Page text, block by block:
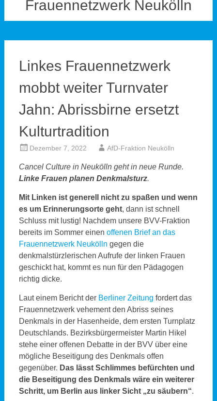
Frauennetzwerk Neukölln
Linkes Frauennetzwerk
mobbt weiter Turnvater
Jahn: Abrissbirne ersetzt
Kulturtradition
Dezember 7, 2022 AfD-Fraktion Neukölln
Cancel Culture in Neukölln geht in neue Runde.
Linke Frauen planen Denkmalsturz.
Mit Linken ist generell nicht zu spaßen und wenn
es um Erinnerungsorte geht, dann ist schnell
Schluss mit lustig! Nachdem unsere BVV-Fraktion
bereits im Sommer einen offenen Brief an das
Frauennetzwerk Neukölln gegen die
denkmalstürzlerischen Aufrufe der linken Frauen
geschickt hat, kommt es nun für den Pädagogen
richtig dicke.
Laut einem Bericht der Berliner Zeitung fordert das
Frauennetzwerk vehement den Abriss seines
Denkmals in der Hasenheide, dem ersten Turnplatz
Deutschlands. Bezirksbürgermeister Martin Hikel
stehe einer offenen Debatte in der BVV über eine
mögliche Beseitigung des Denkmals offen
gegenüber. Das lässt Schlimmes befürchten und
die Beseitigung des Denkmals wäre ein weiterer
Schritt, um Berlin aus linker Sicht „zu säubern“.